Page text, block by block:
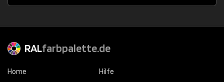
RALfarbpalette.de
Home
Hilfe